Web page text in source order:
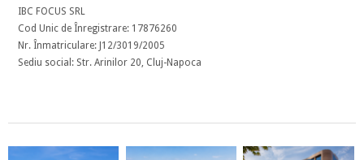
IBC FOCUS SRL
Cod Unic de Înregistrare: 17876260
Nr. Înmatriculare: J12/3019/2005
Sediu social: Str. Arinilor 20, Cluj-Napoca